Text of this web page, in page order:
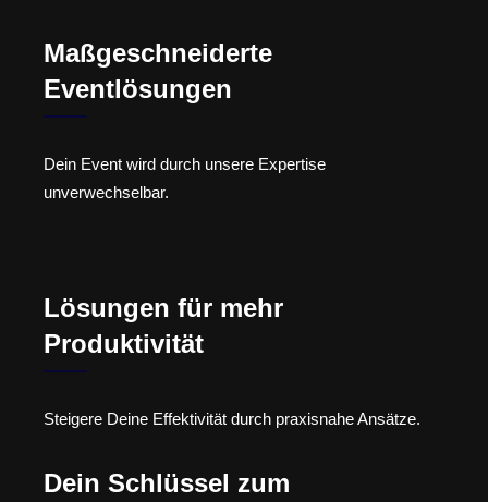
Maßgeschneiderte
Eventlösungen
Dein Event wird durch unsere Expertise
unverwechselbar.
Lösungen für mehr
Produktivität
Steigere Deine Effektivität durch praxisnahe Ansätze.
Dein Schlüssel zum